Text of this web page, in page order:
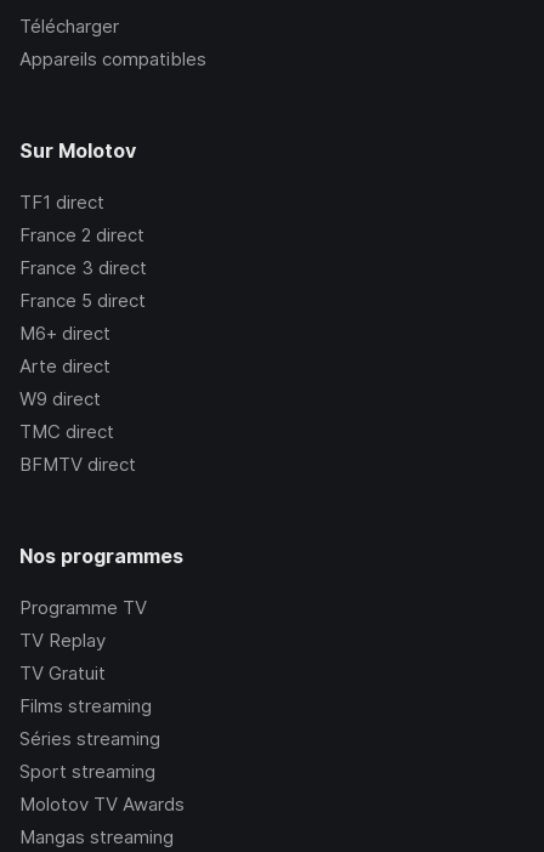
Télécharger
Appareils compatibles
Sur Molotov
TF1 direct
France 2 direct
France 3 direct
France 5 direct
M6+ direct
Arte direct
W9 direct
TMC direct
BFMTV direct
Nos programmes
Programme TV
TV Replay
TV Gratuit
Films streaming
Séries streaming
Sport streaming
Molotov TV Awards
Mangas streaming